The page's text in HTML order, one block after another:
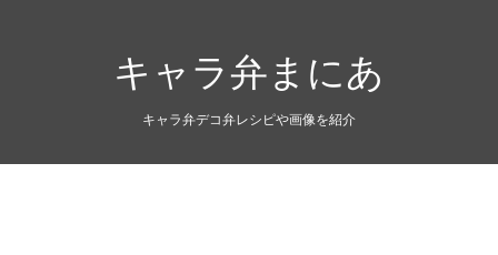
キャラ弁まにあ
キャラ弁デコ弁レシピや画像を紹介